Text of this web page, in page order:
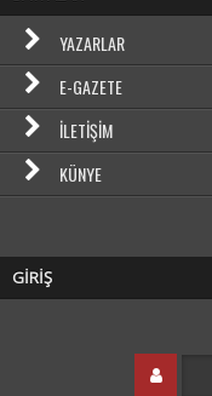
YAZARLAR
E-GAZETE
İLETIŞIM
KÜNYE
GİRİŞ